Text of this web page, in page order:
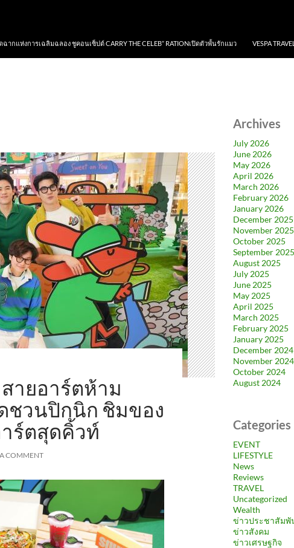
ดฉากแห่งการเฉลิมฉลอง ชูคอนเซ็ปต์ CARRY THE CELEB” RATIONเปิดตัวพั้นรักแมว VESPA TRAVEL
ายอาร์ตห้าม
ชวนปิกนิก ชิมของ
ร์ตสุดคิ้วท์
COMMENT
Archives
July 2026
June 2026
May 2026
April 2026
March 2026
February 2026
January 2026
December 2025
November 2025
October 2025
September 2025
August 2025
July 2025
June 2025
May 2025
April 2025
March 2025
February 2025
January 2025
December 2024
November 2024
October 2024
August 2024
Categories
EVENT
LIFESTYLE
News
Reviews
TRAVEL
Uncategorized
Wealth
ข่าวประชาสัมพั
ข่าวสังคม
ข่าวเศรษฐกิจ